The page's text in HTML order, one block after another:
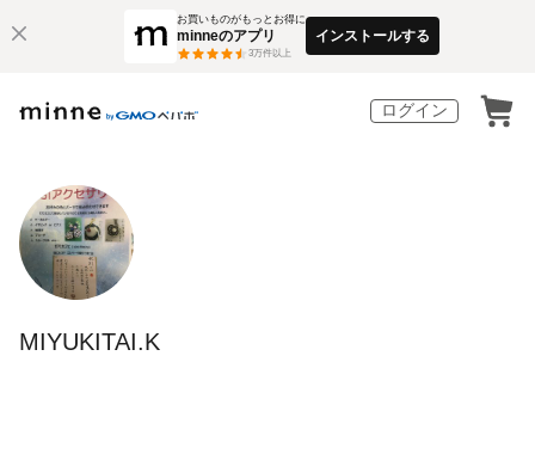
お買いものがもっとお得に
minneのアプリ
3万件以上
インストールする
ログイン
MIYUKITAI.K